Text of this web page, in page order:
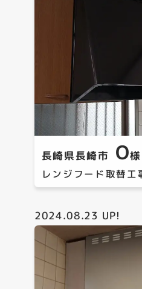
長崎県長崎市 O様
レンジフード取替
2024.08.23 UP!